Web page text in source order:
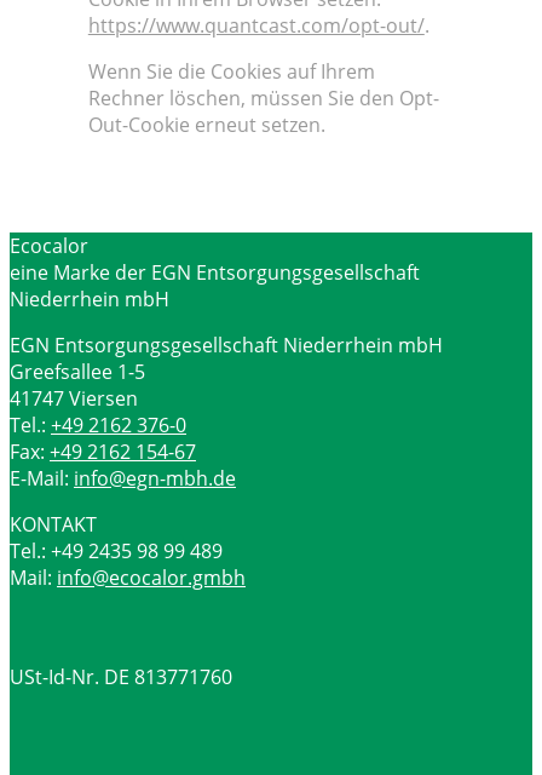
https://www.quantcast.com/opt-out/.
Wenn Sie die Cookies auf Ihrem
Rechner löschen, müssen Sie den Opt-
Out-Cookie erneut setzen.
Ecocalor
eine Marke der EGN Entsorgungsgesellschaft
Niederrhein mbH
EGN Entsorgungsgesellschaft Niederrhein mbH
Greefsallee 1-5
41747 Viersen
Tel.: +49 2162 376-0
Fax: +49 2162 154-67
E-Mail: info@egn-mbh.de
KONTAKT
Tel.: +49 2435 98 99 489
Mail: info@ecocalor.gmbh
USt-Id-Nr. DE 813771760